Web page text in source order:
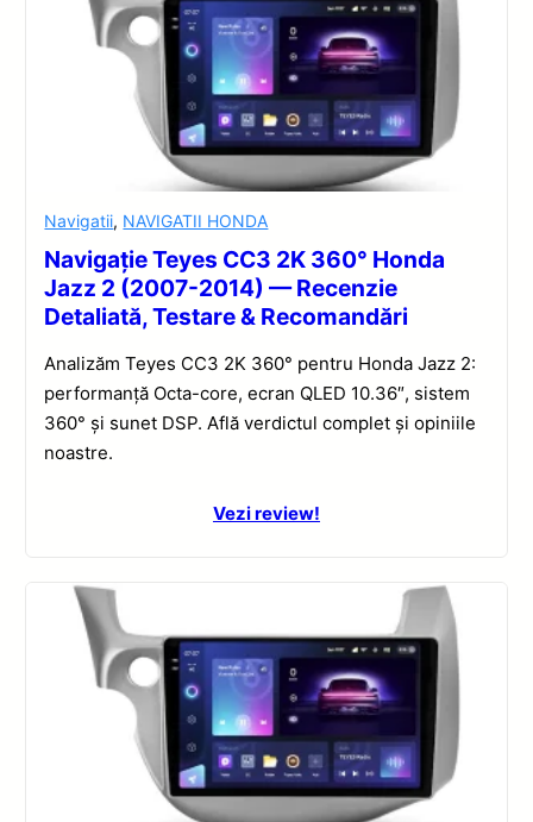
Navigatii, NAVIGATII HONDA
Navigație Teyes CC3 2K 360° Honda
Jazz 2 (2007-2014) — Recenzie
Detaliată, Testare & Recomandări
Analizăm Teyes CC3 2K 360° pentru Honda Jazz 2:
performanță Octa-core, ecran QLED 10.36″, sistem
360° și sunet DSP. Află verdictul complet și opiniile
noastre.
Vezi review!